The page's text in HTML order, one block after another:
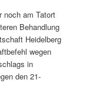
noch am Tatort
Behandlung
Heidelberg
wegen
in
den 21-